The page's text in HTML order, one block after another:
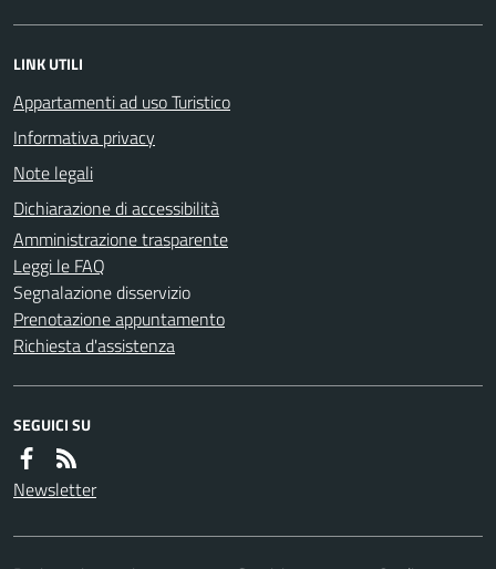
LINK UTILI
Appartamenti ad uso Turistico
Informativa privacy
Note legali
Dichiarazione di accessibilità
Amministrazione trasparente
Leggi le FAQ
Segnalazione disservizio
Prenotazione appuntamento
Richiesta d'assistenza
SEGUICI SU
Newsletter